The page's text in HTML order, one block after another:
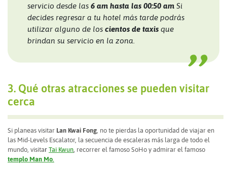
servicio desde las 6 am hasta las 00:50 am Si
decides regresar a tu hotel más tarde podrás
utilizar alguno de los cientos de taxis que
brindan su servicio en la zona.
3. Qué otras atracciones se pueden visitar
cerca
Si planeas visitar Lan Kwai Fong, no te pierdas la oportunidad de viajar en
las Mid-Levels Escalator, la secuencia de escaleras más larga de todo el
mundo, visitar Tai Kwun, recorrer el famoso SoHo y admirar el famoso
templo Man Mo.